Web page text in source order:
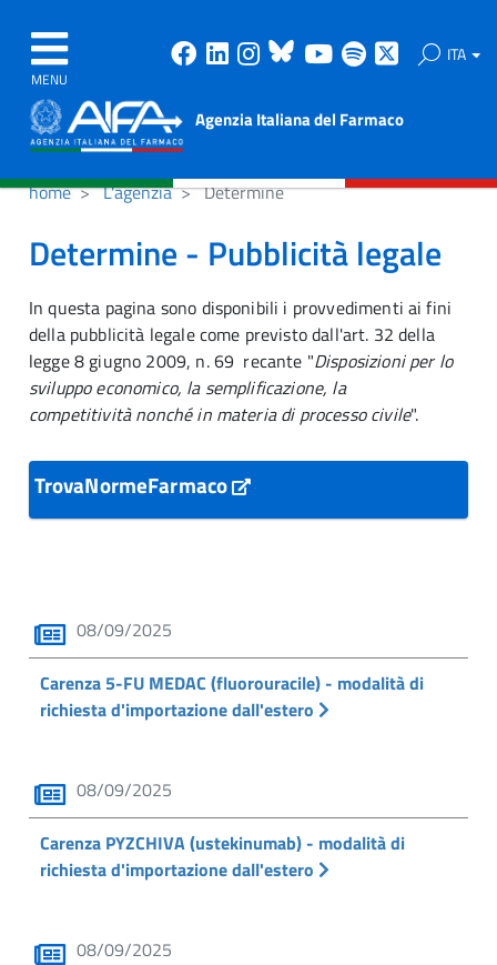
MENU
Facebook
Linkedin
Instagram
Bluesky
Youtube
Spotify ITA
Agenzia Italiana del Farmaco
home L'agenzia Determine
Determine - Pubblicità legale
In questa pagina sono disponibili i provvedimenti ai fini
della pubblicità legale come previsto dall'art. 32 della
legge 8 giugno 2009, n. 69 recante "Disposizioni per lo
sviluppo economico, la semplificazione, la
competitività nonché in materia di processo civile".
TrovaNormeFarmaco
08/09/2025
Carenza 5-FU MEDAC (fluorouracile) - modalità di
richiesta d'importazione dall'estero
08/09/2025
Carenza PYZCHIVA (ustekinumab) - modalità di
richiesta d'importazione dall'estero
08/09/2025